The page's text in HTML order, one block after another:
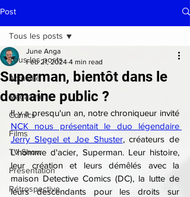
Post
Tous les posts
Actualité
Magazine
Comics
Films
TV Show
Présentation
Rétrospective
Tous les posts
Superman, bientôt dans le
domaine public ?
June Anga
Feb 21, 2024 4 min read
NCK nous présentait le duo légendaire
Jerry SIegel et Joe Shuster, créateurs de
L'homme d'acier, Superman. Leur histoire,
leur création et leurs démêlés avec la
maison Detective Comics (DC), la lutte de
leurs descendants pour les droits sur